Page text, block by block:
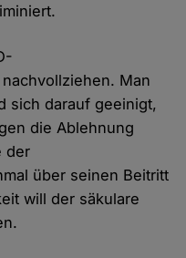
Man
sich darauf geeinigt,
die Ablehnung
der
über seinen Beitritt
will der säkulare